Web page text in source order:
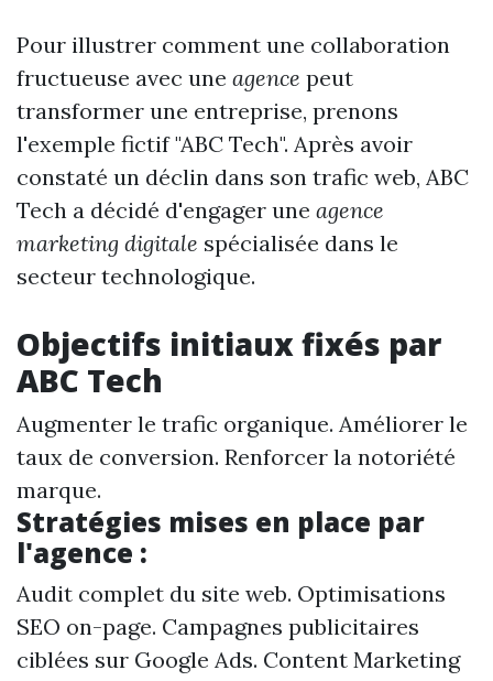
Pour illustrer comment une collaboration
fructueuse avec une agence peut
transformer une entreprise, prenons
l'exemple fictif "ABC Tech". Après avoir
constaté un déclin dans son trafic web, ABC
Tech a décidé d'engager une agence
marketing digitale spécialisée dans le
secteur technologique.
Objectifs initiaux fixés par
ABC Tech
Augmenter le trafic organique. Améliorer le
taux de conversion. Renforcer la notoriété
marque.
Stratégies mises en place par
l'agence :
Audit complet du site web. Optimisations
SEO on-page. Campagnes publicitaires
ciblées sur Google Ads. Content Marketing